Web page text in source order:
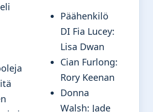
Päähenkilö
DI Fia Lucey:
Lisa Dwan
Cian Furlong:
Rory Keenan
Donna
Walsh: Jade